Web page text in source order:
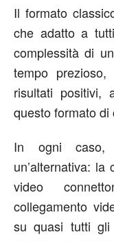
Il formato
che adatto a
complessità di
tempo
risultati positivi,
questo formato di
In ogni caso,
un’alternativa:
video
collegamento
su quasi tutti gli